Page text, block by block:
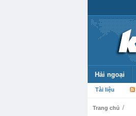
Hải ngoại
Tài liệu
Trang chủ /